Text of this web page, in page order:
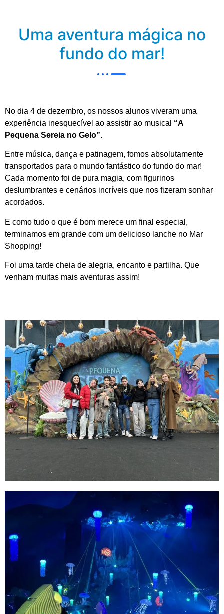
Uma aventura mágica no
fundo do mar!
No dia 4 de dezembro, os nossos alunos viveram uma
experiência inesquecível ao assistir ao musical “A
Pequena Sereia no Gelo”.
Entre música, dança e patinagem, fomos absolutamente
transportados para o mundo fantástico do fundo do mar!
Cada momento foi de pura magia, com figurinos
deslumbrantes e cenários incríveis que nos fizeram sonhar
acordados.
E como tudo o que é bom merece um final especial,
terminamos em grande com um delicioso lanche no Mar
Shopping!
Foi uma tarde cheia de alegria, encanto e partilha. Que
venham muitas mais aventuras assim!